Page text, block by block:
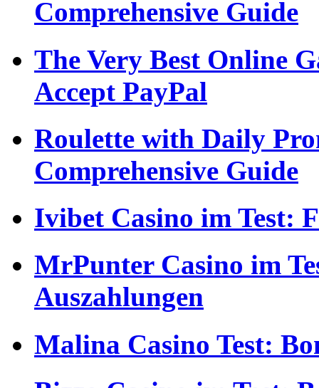
Comprehensive Guide
The Very Best Online
Accept PayPal
Roulette with Daily
Comprehensive Guide
Ivibet Casino im Test:
MrPunter Casino im
Auszahlungen
Malina Casino Test: